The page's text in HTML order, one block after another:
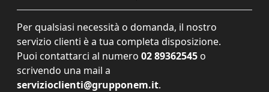
Per qualsiasi necessità o domanda, il nostro
servizio clienti è a tua completa disposizione.
Puoi contattarci al numero 02 89362545 o
scrivendo una mail a
servizioclienti@grupponem.it.